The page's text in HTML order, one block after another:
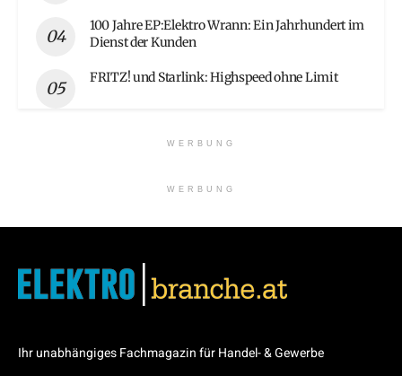
100 Jahre EP:Elektro Wrann: Ein Jahrhundert im
Dienst der Kunden
FRITZ! und Starlink: Highspeed ohne Limit
WERBUNG
WERBUNG
Ihr unabhängiges Fachmagazin für Handel- & Gewerbe